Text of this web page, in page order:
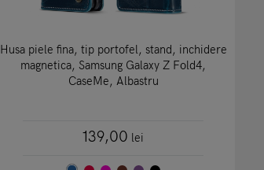
Husa piele fina, tip portofel, stand, inchidere
magnetica, Samsung Galaxy Z Fold4,
CaseMe, Albastru
139,00 lei